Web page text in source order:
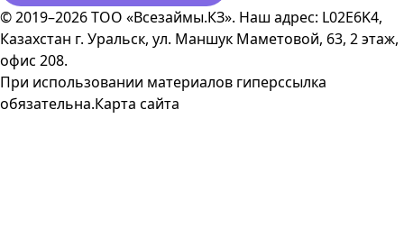
© 2019–2026 ТОО «Всезаймы.КЗ». Наш адрес: L02E6K4,
Казахстан г. Уральск, ул. Маншук Маметовой, 63, 2 этаж,
офис 208.
При использовании материалов гиперссылка
обязательна.Карта сайта